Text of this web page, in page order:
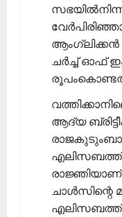
ചര്‍ച്ച് ഓഫ്
ആദ്യ
എലിസബത്ത്
ചാള്‍സിന്റെ
എലിസബത്ത്